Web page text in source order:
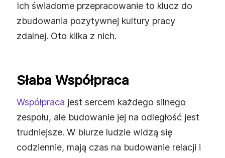
Ich świadome przepracowanie to klucz do
zbudowania pozytywnej kultury pracy
zdalnej. Oto kilka z nich.
Słaba Współpraca
Współpraca jest sercem każdego silnego
zespołu, ale budowanie jej na odległość jest
trudniejsze. W biurze ludzie widzą się
codziennie, mają czas na budowanie relacji i